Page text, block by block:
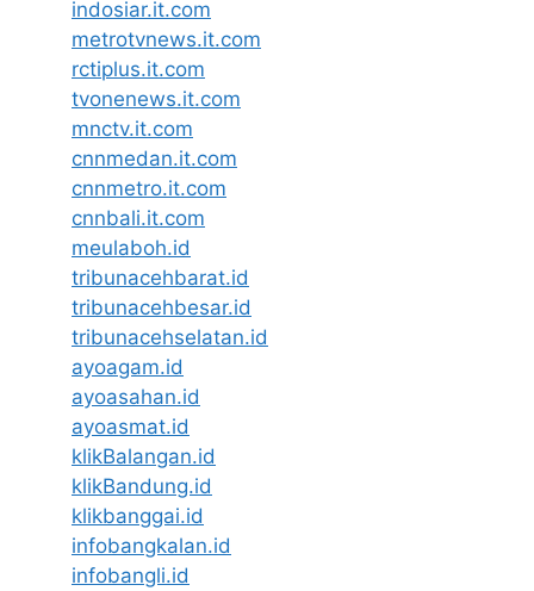
indosiar.it.com
metrotvnews.it.com
rctiplus.it.com
tvonenews.it.com
mnctv.it.com
cnnmedan.it.com
cnnmetro.it.com
cnnbali.it.com
meulaboh.id
tribunacehbarat.id
tribunacehbesar.id
tribunacehselatan.id
ayoagam.id
ayoasahan.id
ayoasmat.id
klikBalangan.id
klikBandung.id
klikbanggai.id
infobangkalan.id
infobangli.id